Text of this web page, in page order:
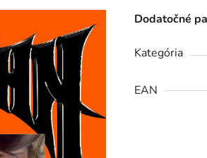
Dodatočné
Kategória
EAN